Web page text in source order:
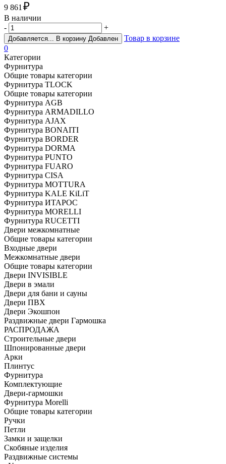
9 861₽
В наличии
-
+
Добавляется... В корзину Добавлен
Товар в корзине
0
Категории
Фурнитура
Общие товары категории
Фурнитура TLOCK
Общие товары категории
Фурнитура AGB
Фурнитура ARMADILLO
Фурнитура AJAX
Фурнитура BONAITI
Фурнитура BORDER
Фурнитура DORMA
Фурнитура PUNTO
Фурнитура FUARO
Фурнитура CISA
Фурнитура MOTTURA
Фурнитура KALE KiLiT
Фурнитура ИТАРОС
Фурнитура MORELLI
Фурнитура RUCETTI
Двери межкомнатные
Общие товары категории
Входные двери
Межкомнатные двери
Общие товары категории
Двери INVISIBLE
Двери в эмали
Двери для бани и сауны
Двери ПВХ
Двери Экошпон
Раздвижные двери Гармошка
РАСПРОДАЖА
Строительные двери
Шпонированные двери
Арки
Плинтус
Фурнитура
Комплектующие
Двери-гармошки
Фурнитура Morelli
Общие товары категории
Ручки
Петли
Замки и защелки
Скобяные изделия
Раздвижные системы